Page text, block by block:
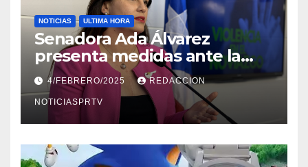
NOTICIAS ULTIMA HORA
Senadora Ada Álvarez
presenta medidas ante la
violencia en el noviazgo
4/FEBRERO/2025 REDACCION
NOTICIASPRTV